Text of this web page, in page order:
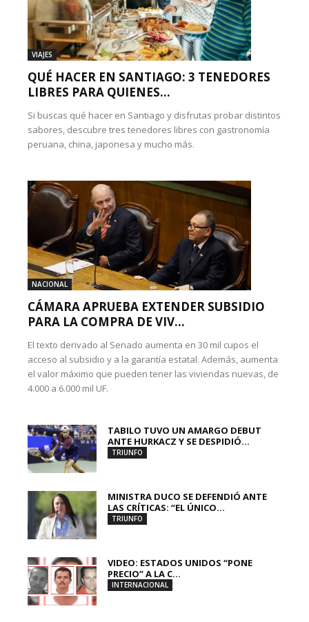
VIAJES
QUÉ HACER EN SANTIAGO: 3 TENEDORES
LIBRES PARA QUIENES...
Si buscas qué hacer en Santiago y disfrutas probar distintos
sabores, descubre tres tenedores libres con gastronomía
peruana, china, japonesa y mucho más.
NACIONAL
CÁMARA APRUEBA EXTENDER SUBSIDIO
PARA LA COMPRA DE VIV...
El texto derivado al Senado aumenta en 30 mil cupos el
acceso al subsidio y a la garantía estatal. Además, aumenta
el valor máximo que pueden tener las viviendas nuevas, de
4.000 a 6.000 mil UF.
TABILO TUVO UN AMARGO DEBUT
ANTE HURKACZ Y SE DESPIDIÓ...
TRIUNFO
MINISTRA DUCO SE DEFENDIÓ ANTE
LAS CRÍTICAS: “EL ÚNICO...
TRIUNFO
VIDEO: ESTADOS UNIDOS “PONE
PRECIO” A LA C...
INTERNACIONAL